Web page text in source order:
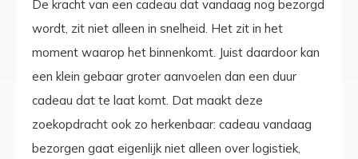
De kracht van een cadeau dat vandaag nog bezorgd
wordt, zit niet alleen in snelheid. Het zit in het
moment waarop het binnenkomt. Juist daardoor kan
een klein gebaar groter aanvoelen dan een duur
cadeau dat te laat komt. Dat maakt deze
zoekopdracht ook zo herkenbaar: cadeau vandaag
bezorgen gaat eigenlijk niet alleen over logistiek,